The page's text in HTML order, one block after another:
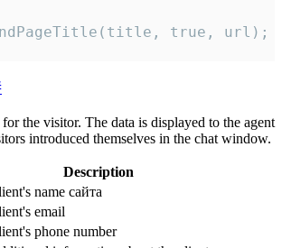
true, url);
the visitor. The data is displayed to the agent
introduced themselves in the chat window.
Description
name сайта
email
phone number